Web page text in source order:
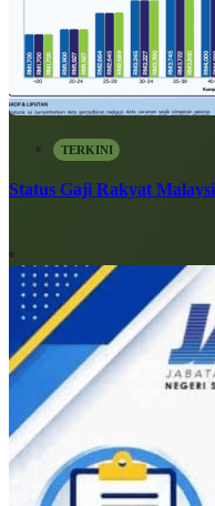
TERKINI
Status Gaji Rakyat